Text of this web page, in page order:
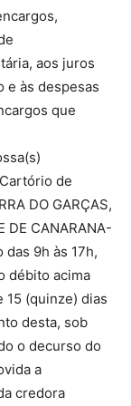
aos juros
e às despesas
que
de
DO GARÇAS,
DE CANARANA-
9h às 17h,
débito acima
(quinze) dias
desta, sob
o decurso do
a
credora